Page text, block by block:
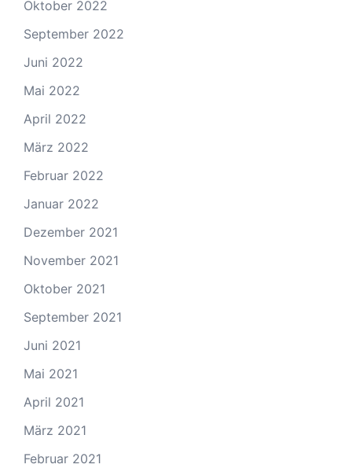
Oktober 2022
September 2022
Juni 2022
Mai 2022
April 2022
März 2022
Februar 2022
Januar 2022
Dezember 2021
November 2021
Oktober 2021
September 2021
Juni 2021
Mai 2021
April 2021
März 2021
Februar 2021